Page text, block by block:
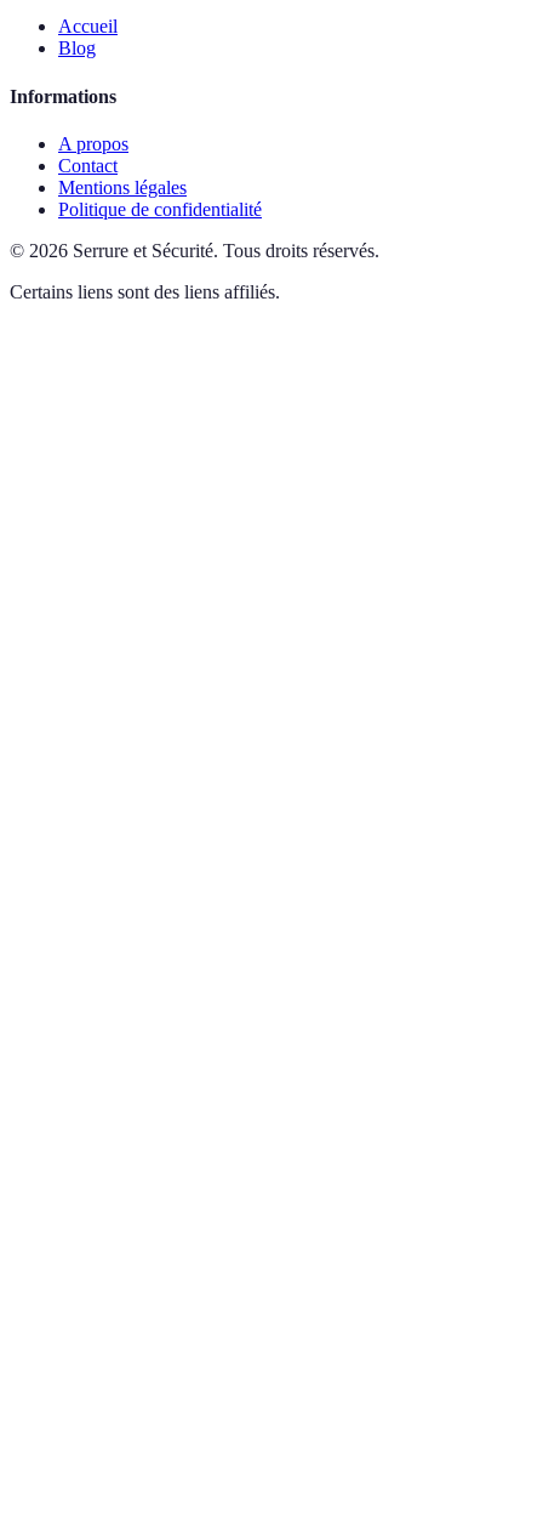
Accueil
Blog
Informations
A propos
Contact
Mentions légales
Politique de confidentialité
© 2026 Serrure et Sécurité. Tous droits réservés.
Certains liens sont des liens affiliés.